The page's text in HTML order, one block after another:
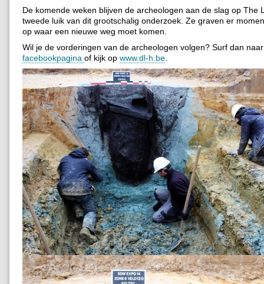
De komende weken blijven de archeologen aan de slag op The
tweede luik van dit grootschalig onderzoek. Ze graven er
op waar een nieuwe weg moet komen.
Wil je de vorderingen van de archeologen volgen? Surf dan
facebookpagina of kijk op www.dl-h.be.